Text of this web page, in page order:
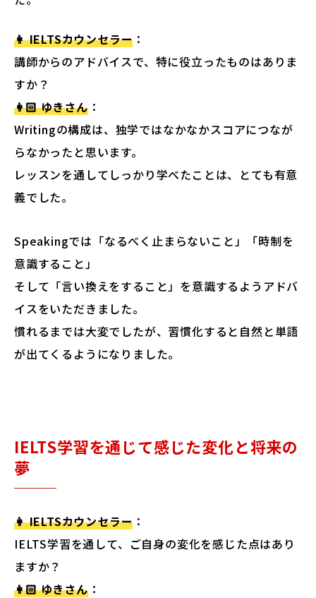
👩 IELTSカウンセラー ：
講師からのアドバイスで、特に役立ったものはありま
すか？
👩🏻 ゆきさん：
Writingの構成は、独学ではなかなかスコアにつなが
らなかったと思います。
レッスンを通してしっかり学べたことは、とても有意
義でした。
Speakingでは「なるべく止まらないこと」「時制を
意識すること」
そして「言い換えをすること」を意識するようアドバ
イスをいただきました。
慣れるまでは大変でしたが、習慣化すると自然と単語
が出てくるようになりました。
IELTS学習を通じて感じた変化と将来の
夢
👩 IELTSカウンセラー ：
IELTS学習を通して、ご自身の変化を感じた点はあり
ますか？
👩🏻 ゆきさん：